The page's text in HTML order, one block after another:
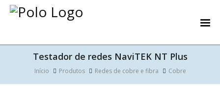
Testador de redes NaviTEK NT Plus
Início Produtos Redes de cobre e fibra Cobre